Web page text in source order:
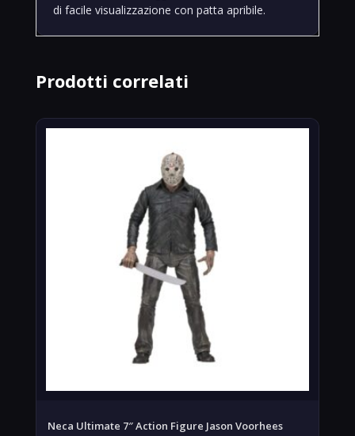
di facile visualizzazione con patta apribile.
Prodotti correlati
Neca Ultimate 7″ Action Figure Jason Voorhees